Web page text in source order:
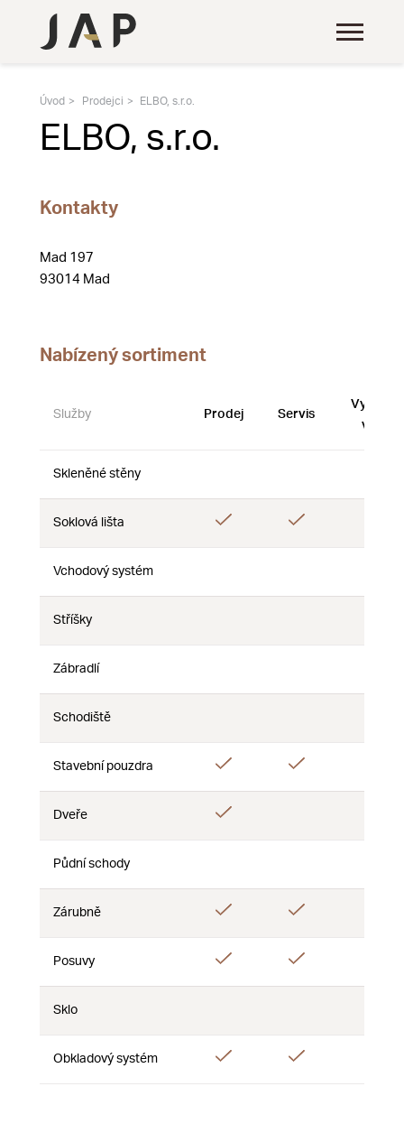
Úvod Prodejci ELBO, s.r.o.
ELBO, s.r.o.
Kontakty
Mad 197
93014 Mad
Nabízený sortiment
Služby Prodej Servis
vzorky
Skleněné stěny
Soklová lišta Ano Ano
Vchodový systém
Stříšky
Zábradlí
Schodiště
Stavební pouzdra Ano Ano
Dveře Ano
Půdní schody
Zárubně Ano Ano
Posuvy Ano Ano
Sklo
Obkladový systém Ano Ano